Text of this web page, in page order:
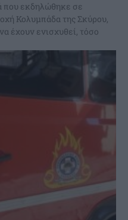
που εκδηλώθηκε σε
Κολυμπάδα της Σκύρου,
έχουν ενισχυθεί, τόσο